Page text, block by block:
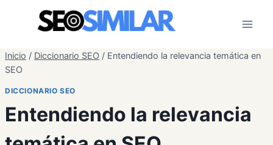
Inicio / Diccionario SEO / Entendiendo la relevancia temática en
SEO
DICCIONARIO SEO
Entendiendo la relevancia